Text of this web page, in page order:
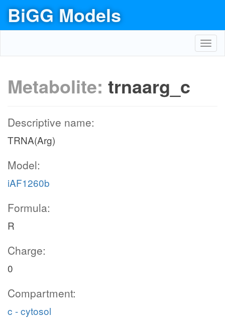
BiGG Models
Metabolite: trnaarg_c
Descriptive name:
TRNA(Arg)
Model:
iAF1260b
Formula:
R
Charge:
0
Compartment:
c - cytosol